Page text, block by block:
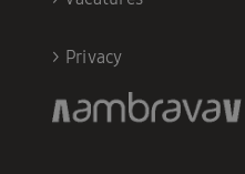
> Privacy